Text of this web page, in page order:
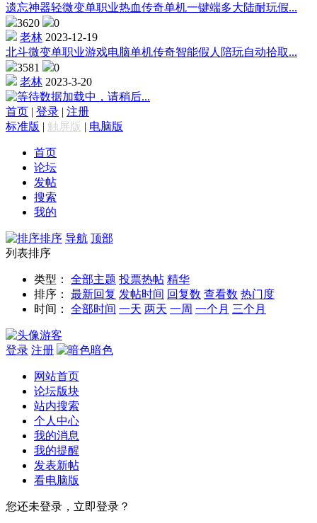
遗忘神器轻微变单职业热血传奇单机一键端多大陆耐玩假...
3620
0
老林 2023-12-19
北斗微变单职业游戏电脑单机传奇智能假人陪玩自动拾取...
3581
0
老林 2023-3-20
数据加载中，请稍后...
首页 | 登录 | 注册
标准版 | 触屏版 | 电脑版
首页
论坛
发帖
搜索
我的
排序 导航 顶部
列表排序
类型： 全部主题 投票热帖 精华
排序：
最新回复 发帖时间 回复数 查看数 热门度
时间：
全部时间 一天 两天 一周 一个月 三个月
游客
登录 注册 暗色
网站首页
论坛版块
站内搜索
个人中心
我的消息
我的提醒
发表新帖
看电脑版
您还未登录，立即登录？